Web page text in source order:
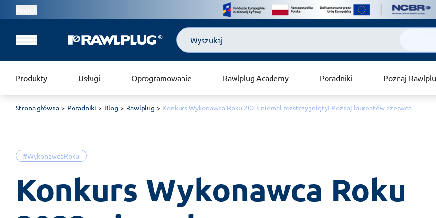
Szukaj
Produkty Usługi Oprogramowanie Rawlplug Academy Poradniki Poznaj
Strona główna Poradniki Blog Rawlplug Konkurs Wykonawca Roku 2023 niemal rozstrzygnięty! Poznaj laureatów czerwca
#WykonawcaRoku
Konkurs Wykonawca Roku